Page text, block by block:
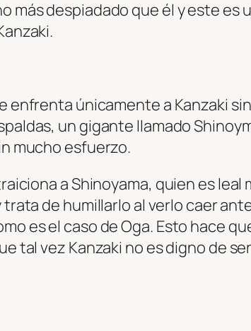
más despiadado que él y este es
enfrenta únicamente a Kanzaki
un gigante llamado
mucho esfuerzo.
a Shinoyama, quien es
trata de humillarlo al verlo caer
es el caso de Oga. Esto hace
tal vez Kanzaki no es digno de